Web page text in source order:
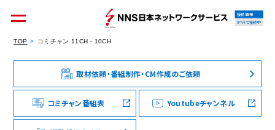
個人のお客様 集合住宅オーナーの方
接続情報
IPv4で接続中
TOP コミチャン 11CH・10CH
取材依頼・番組制作・CM作成のご依頼
コミチャン番組表 Youtubeチャンネル